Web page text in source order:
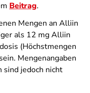
Beitrag.
Mengen an Alliin
als 12 mg Alliin
(Höchstmengen
Mengenangaben
sind jedoch nicht